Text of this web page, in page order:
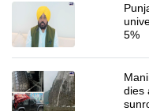
5%
dies